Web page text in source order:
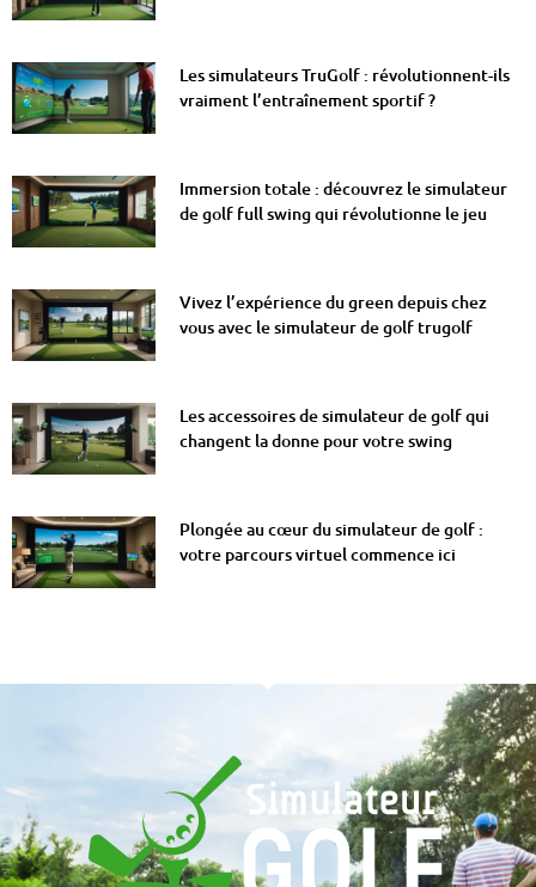
Les simulateurs TruGolf : révolutionnent-ils
vraiment l’entraînement sportif ?
Immersion totale : découvrez le simulateur
de golf full swing qui révolutionne le jeu
Vivez l’expérience du green depuis chez
vous avec le simulateur de golf trugolf
Les accessoires de simulateur de golf qui
changent la donne pour votre swing
Plongée au cœur du simulateur de golf :
votre parcours virtuel commence ici